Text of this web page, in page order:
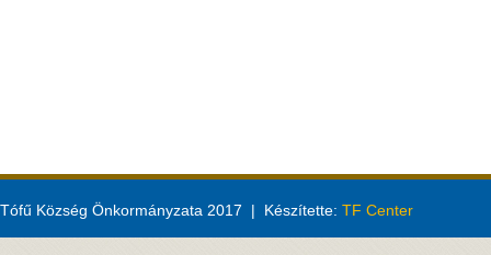
Tófű Község Önkormányzata 2017 | Készítette: TF Center